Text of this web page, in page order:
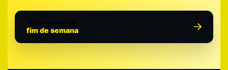
fim de semana